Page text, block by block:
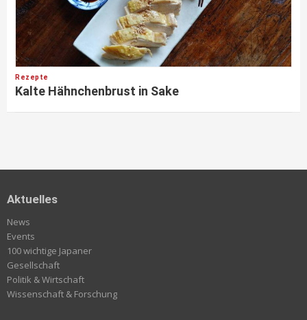
Rezepte
Kalte Hähnchenbrust in Sake
Aktuelles
News
Events
100 wichtige Japaner
Gesellschaft
Politik & Wirtschaft
Wissenschaft & Forschung